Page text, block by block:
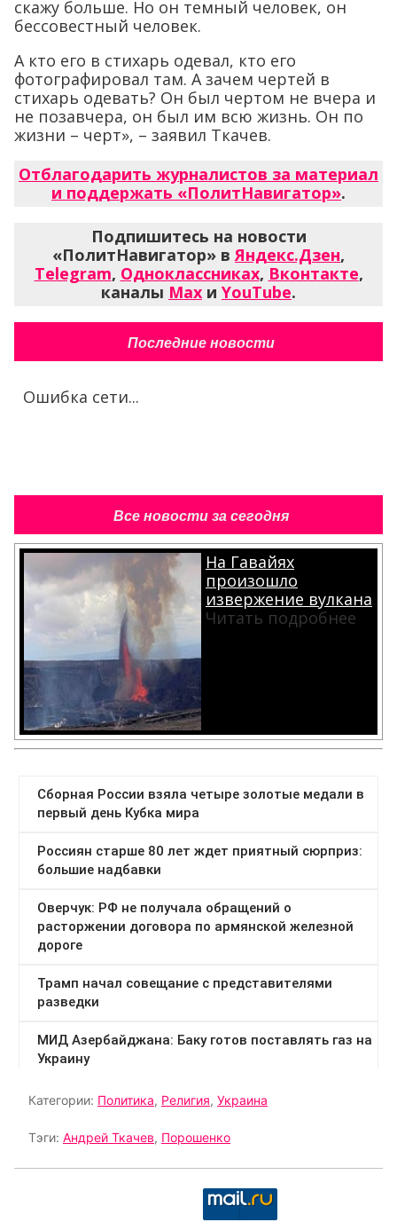
скажу больше. Но он темный человек, он
бессовестный человек.
А кто его в стихарь одевал, кто его
фотографировал там. А зачем чертей в
стихарь одевать? Он был чертом не вчера и
не позавчера, он был им всю жизнь. Он по
жизни – черт», – заявил Ткачев.
Отблагодарить журналистов за материал
и поддержать «ПолитНавигатор».
Подпишитесь на новости
«ПолитНавигатор» в Яндекс.Дзен,
Telegram, Одноклассниках, Вконтакте,
каналы Max и YouTube.
Последние новости
Ошибка сети...
Все новости за сегодня
На Гавайях
произошло
извержение вулкана
Читать подробнее
Категории: Политика, Религия, Украина
Тэги: Андрей Ткачев, Порошенко